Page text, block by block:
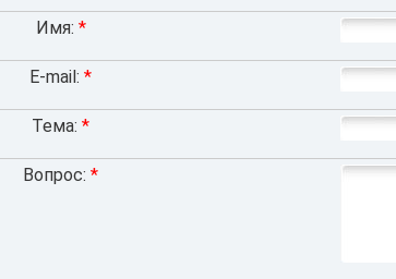
Имя: *
E-mail: *
Тема: *
Вопрос: *